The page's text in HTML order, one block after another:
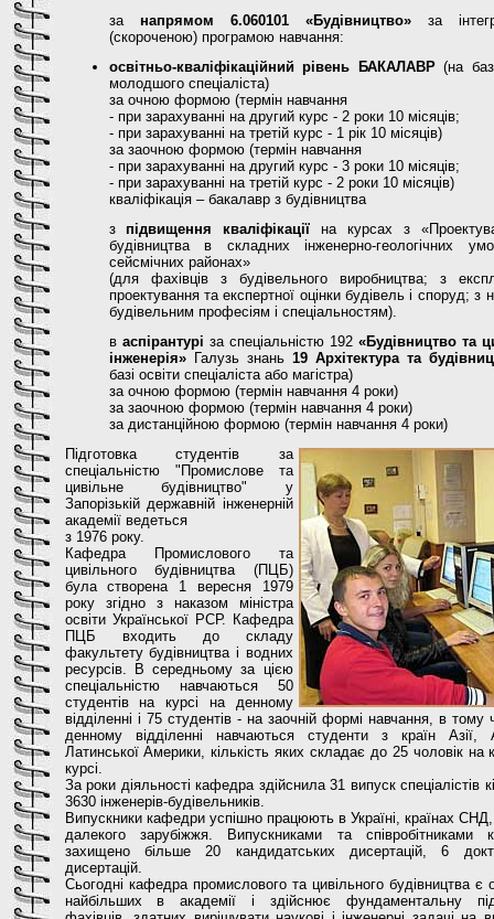
за напрямом 6.060101 «Будівництво»за
(скороченою) програмою навчання:
освітньо-кваліфікаційний рівень БАКАЛАВР(на
молодшого спеціаліста)
за очною формою (термін навчання
- при зарахуванні на другий курс - 2 роки 10 місяців;
- при зарахуванні на третій курс - 1 рік 10 місяців)
за заочною формою (термін навчання
- при зарахуванні на другий курс - 3 роки 10 місяців;
- при зарахуванні на третій курс - 2 роки 10 місяців)
кваліфікація – бакалавр з будівництва
з підвищення кваліфікації на курсах з
будівництва в складних інженерно-геологічних
сейсмічних районах»
(для фахівців з будівельного виробництва; з
проектування та експертної оцінки будівель і споруд; з
будівельним професіям і спеціальностям).
в аспірантурі за спеціальністю 192 «Будівництво та
інженерія»Галузь знань 19 Архітектура та
базі освіти спеціаліста або магістра)
за очною формою (термін навчання 4 роки)
за заочною формою (термін навчання 4 роки)
за дистанційною формою (термін навчання 4 роки)
Підготовка студентів за
спеціальністю "Промислове та
цивільне будівництво" у
Запорізькій державній інженерній
академії ведеться
з 1976 року.
Кафедра Промислового та
цивільного будівництва (ПЦБ)
була створена 1 вересня 1979
року згідно з наказом міністра
освіти Української РСР. Кафедра
ПЦБ входить до складу
факультету будівництва і водних
ресурсів. В середньому за цією
спеціальністю навчаються 50
студентів на курсі на денному
відділенні і 75 студентів - на заочній формі навчання, в тому
денному відділенні навчаються студенти з країн Азії,
Латинської Америки, кількість яких складає до 25 чоловік на
курсі.
За роки діяльності кафедра здійснила 31 випуск спеціалістів
3630 інженерів-будівельників.
Випускники кафедри успішно працюють в Україні, країнах СНД,
далекого зарубіжжя. Випускниками та співробітниками
захищено більше 20 кандидатських дисертацій, 6
дисертацій.
Сьогодні кафедра промислового та цивільного будівництва є
найбільших в академії і здійснює фундаментальну